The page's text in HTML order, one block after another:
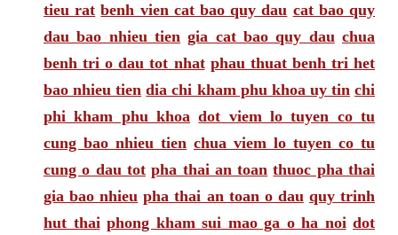
tieu rat benh vien cat bao quy dau cat bao quy
dau bao nhieu tien gia cat bao quy dau chua
benh tri o dau tot nhat phau thuat benh tri het
bao nhieu tien dia chi kham phu khoa uy tin chi
phi kham phu khoa dot viem lo tuyen co tu
cung bao nhieu tien chua viem lo tuyen co tu
cung o dau tot pha thai an toan thuoc pha thai
gia bao nhieu pha thai an toan o dau quy trinh
hut thai phong kham sui mao ga o ha noi dot